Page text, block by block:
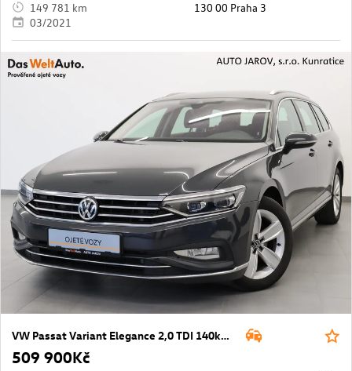
149 781 km
03/2021
130 00 Praha 3
VW Passat Variant Elegance 2,0 TDI 140kW 4M
509 900Kč